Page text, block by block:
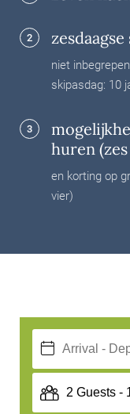
2
niet
skipasdag: 10
3
huren
en korting op
vier)